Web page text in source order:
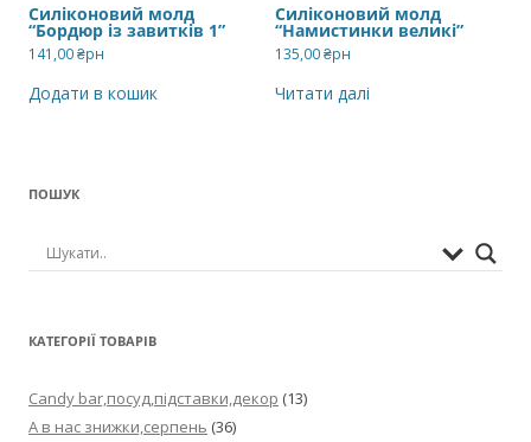
Силіконовий молд
“Бордюр із завитків 1”
141,00₴рн
Додати в кошик
Силіконовий молд
“Намистинки великі”
135,00₴рн
Читати далі
ПОШУК
КАТЕГОРІЇ ТОВАРІВ
Candy bar,посуд,підставки,декор (13)
А в нас знижки,серпень (36)